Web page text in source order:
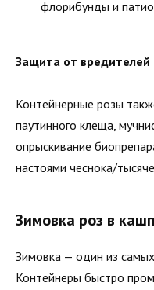
флорибунды и
Защита от вредителей
Контейнерные розы
паутинного клеща,
опрыскивание
настоями чеснока/
Зимовка роз в
Зимовка — один из
Контейнеры быстро